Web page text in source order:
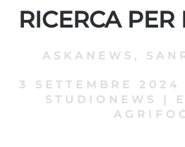
RICERCA
ASKANEWS ,
3 SETTEMBRE 2024
STUDIONEWS